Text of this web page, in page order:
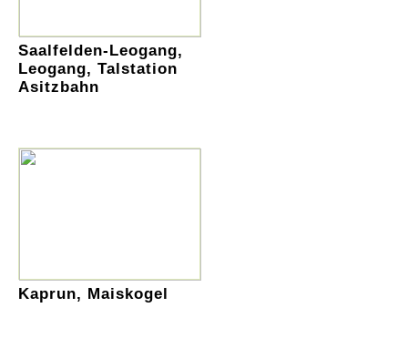
Saalfelden-Leogang,
Leogang, Talstation
Asitzbahn
Kaprun, Maiskogel